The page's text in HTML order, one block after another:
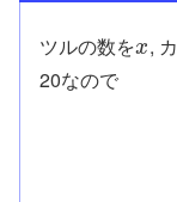
ツルの数をx,
20なので